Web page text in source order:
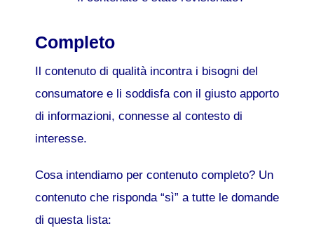
Completo
Il contenuto di qualità incontra i bisogni del
consumatore e li soddisfa con il giusto apporto
di informazioni, connesse al contesto di
interesse.
Cosa intendiamo per contenuto completo? Un
contenuto che risponda “sì” a tutte le domande
di questa lista: